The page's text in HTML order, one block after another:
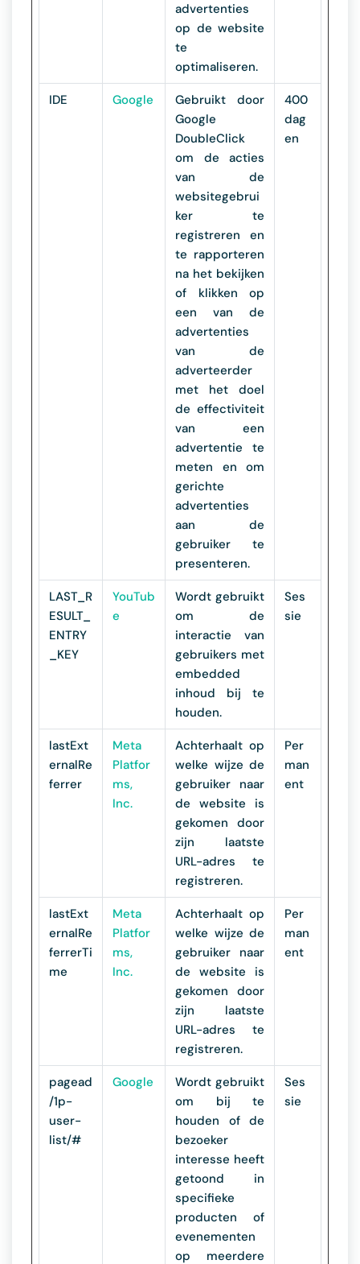
advertenties
op de website
te
optimaliseren.
IDE Google
Gebruikt door
Google
DoubleClick
om de acties
van de
websitegebrui
ker te
registreren en
te rapporteren
na het bekijken
of klikken op
een van de
advertenties
van de
adverteerder
met het doel
de effectiviteit
van een
advertentie te
meten en om
gerichte
advertenties
aan de
gebruiker te
presenteren.
400
dag
en
LAST_R
ESULT_
ENTRY
_KEY
YouTub
e
Wordt gebruikt
om de
interactie van
gebruikers met
embedded
inhoud bij te
houden.
Ses
sie
lastExt
ernalRe
ferrer
Meta
Platfor
ms,
Inc.
Achterhaalt op
welke wijze de
gebruiker naar
de website is
gekomen door
zijn laatste
URL-adres te
registreren.
Per
man
ent
lastExt
ernalRe
ferrerTi
me
Meta
Platfor
ms,
Inc.
Achterhaalt op
welke wijze de
gebruiker naar
de website is
gekomen door
zijn laatste
URL-adres te
registreren.
Per
man
ent
pagead
/1p-
user-
list/#
Google
Wordt gebruikt
om bij te
houden of de
bezoeker
interesse heeft
getoond in
specifieke
producten of
evenementen
op meerdere
Ses
sie